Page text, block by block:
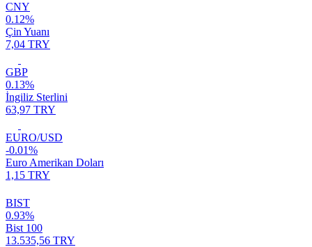
CNY
0.12%
Çin Yuanı
7,04 TRY
GBP
0.13%
İngiliz Sterlini
63,97 TRY
EURO/USD
-0.01%
Euro Amerikan Doları
1,15 TRY
BIST
0.93%
Bist 100
13.535,56 TRY